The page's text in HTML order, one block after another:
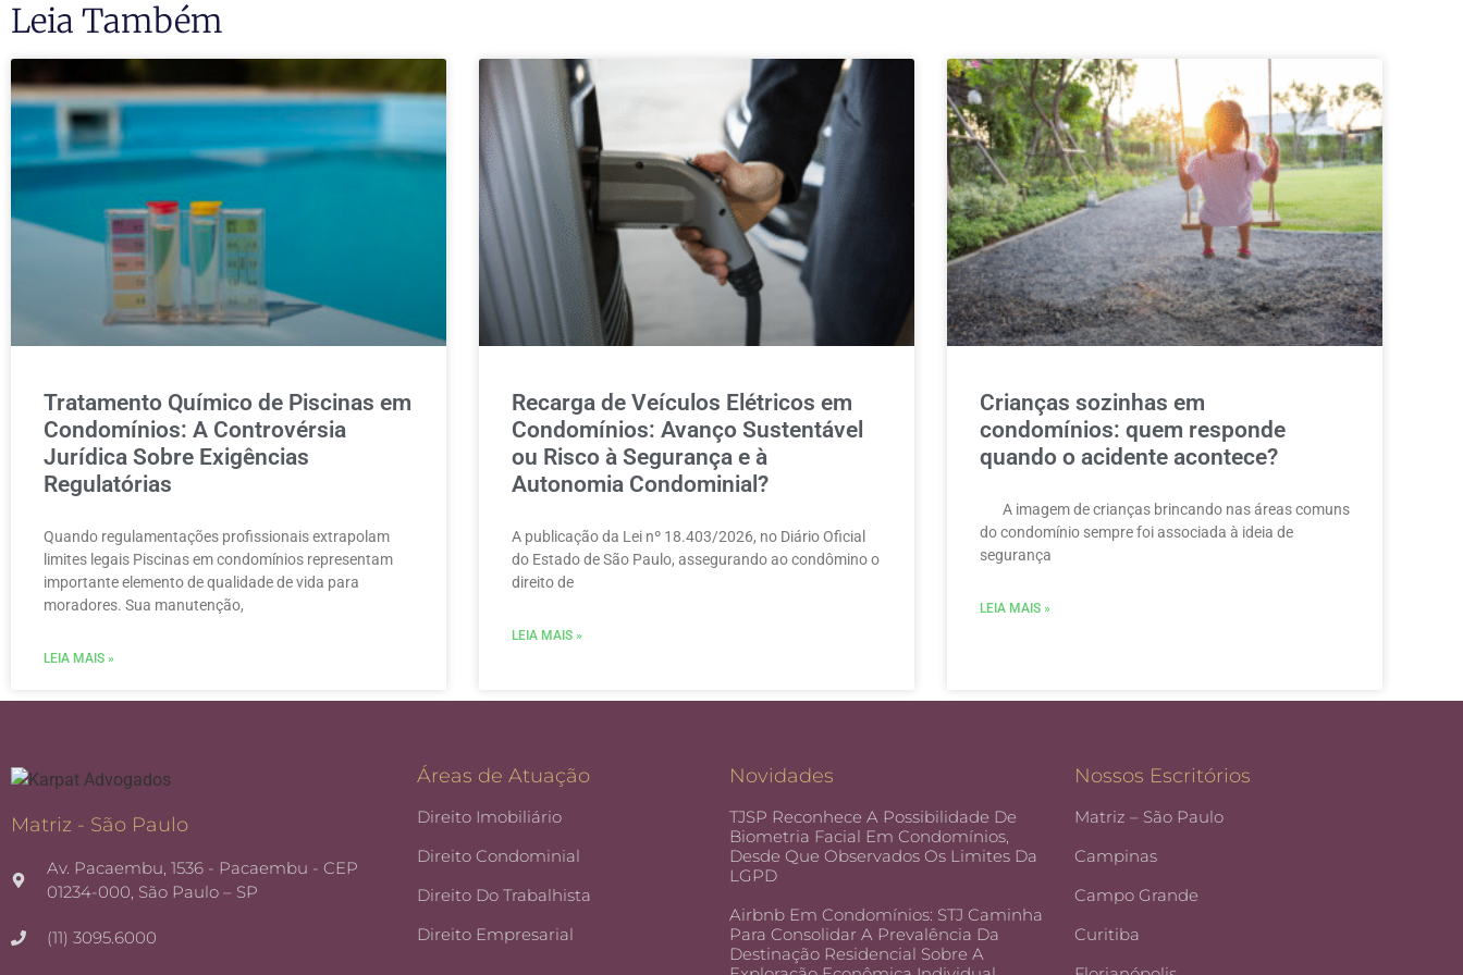
Leia Também
Tratamento Químico de Piscinas em
Condomínios: A Controvérsia
Jurídica Sobre Exigências
Regulatórias
Quando regulamentações profissionais extrapolam
limites legais Piscinas em condomínios representam
importante elemento de qualidade de vida para
moradores. Sua manutenção,
LEIA MAIS »
Recarga de Veículos Elétricos em
Condomínios: Avanço Sustentável
ou Risco à Segurança e à
Autonomia Condominial?
A publicação da Lei nº 18.403/2026, no Diário Oficial
do Estado de São Paulo, assegurando ao condômino o
direito de
LEIA MAIS »
Crianças sozinhas em
condomínios: quem responde
quando o acidente acontece?
A imagem de crianças brincando nas áreas comuns
do condomínio sempre foi associada à ideia de
segurança
LEIA MAIS »
Matriz - São Paulo
Av. Pacaembu, 1536 - Pacaembu - CEP
01234-000, São Paulo – SP
(11) 3095.6000
Áreas de Atuação
Direito Imobiliário
Direito Condominial
Direito Do Trabalhista
Direito Empresarial
Novidades
TJSP Reconhece A Possibilidade De
Biometria Facial Em Condomínios,
Desde Que Observados Os Limites Da
LGPD
Airbnb Em Condomínios: STJ Caminha
Para Consolidar A Prevalência Da
Destinação Residencial Sobre A
Nossos Escritórios
Matriz – São Paulo
Campinas
Campo Grande
Curitiba